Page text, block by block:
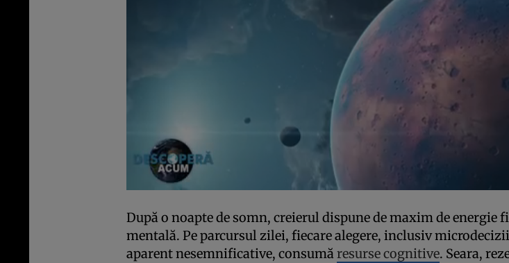
După o noapte de somn, creierul dispune de maxim de energie
mentală. Pe parcursul zilei, fiecare alegere, inclusiv
aparent nesemnificative, consumăresurse cognitive. Seara,